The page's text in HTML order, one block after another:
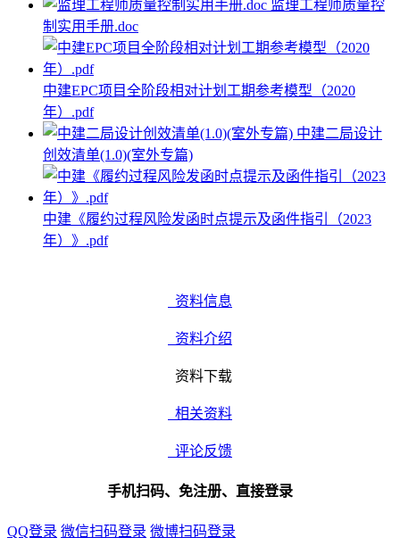
监理工程师质量控
制实用手册.doc
中建EPC项目全阶段相对计划工期参考模型（2020
年）.pdf
中建二局设计
创效清单(1.0)(室外专篇)
中建《履约过程风险发函时点提示及函件指引（2023
年）》.pdf
资料信息
资料介绍
资料下载
相关资料
评论反馈
手机扫码、免注册、直接登录
QQ登录 微信扫码登录 微博扫码登录